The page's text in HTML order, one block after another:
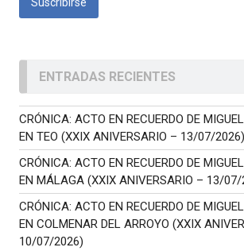
ENTRADAS RECIENTES
CRÓNICA: ACTO EN RECUERDO DE
EN TEO (XXIX ANIVERSARIO – 13/07/2026)
CRÓNICA: ACTO EN RECUERDO DE
EN MÁLAGA (XXIX ANIVERSARIO – 13/
CRÓNICA: ACTO EN RECUERDO DE
EN COLMENAR DEL ARROYO (XXIX
10/07/2026)